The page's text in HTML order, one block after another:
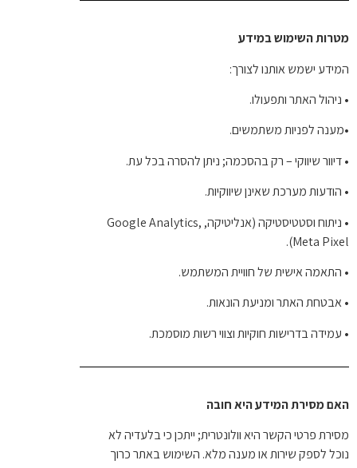
מטרות השימוש במידע
המידע ישמש אותנו לצורך:
• ניהול האתר ותפעולו.
•מענה לפניות משתמשים.
•דיוור שיווקי – רק בהסכמה; ניתן להסרה בכל עת.
• הודעות מערכת שאינן שיווקיות.
•
ניתוח וסטטיסטיקה (אנליטיקה, Google Analytics,
Meta Pixel).
• התאמה אישית של חוויית המשתמש.
•אבטחת האתר ומניעת הונאות.
• עמידה בדרישות חוקיות וצווי רשות מוסמכת.
האם מסירת המידע היא חובה
מסירת פרטי הקשר היא וולונטרית; ייתכן כי בלעדיה לא
נוכל לספק שירות או מענה מלא. השימוש באתר כרוך